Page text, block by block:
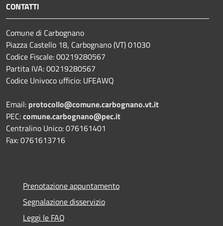
CONTATTI
Comune di Carbognano
Piazza Castello 18, Carbognano (VT) 01030
Codice Fiscale: 00219280567
Partita IVA: 00219280567
Codice Univoco ufficio: UFEAWQ
Email: protocollo@comune.carbognano.vt.it
PEC:comune.carbognano@pec.it
Centralino Unico: 076161401
Fax: 0761613716
Prenotazione appuntamento
Segnalazione disservizio
Leggi le FAQ